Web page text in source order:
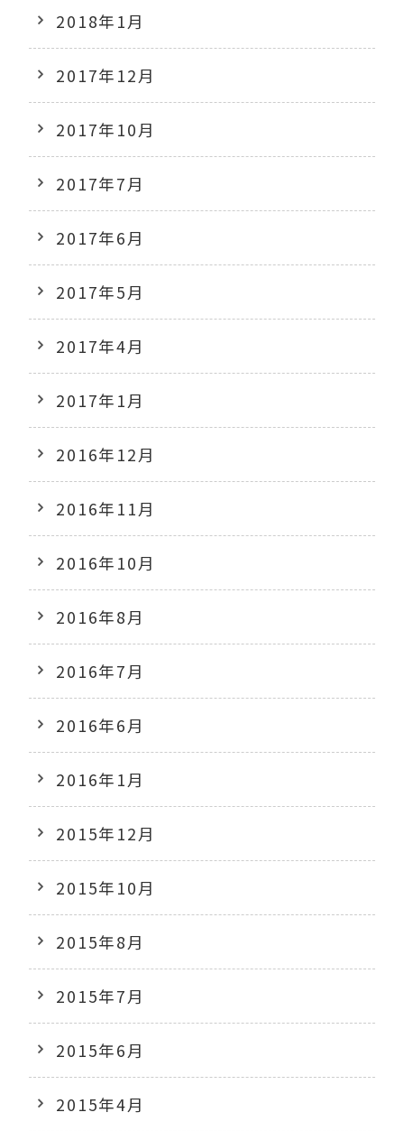
2018年1月
2017年12月
2017年10月
2017年7月
2017年6月
2017年5月
2017年4月
2017年1月
2016年12月
2016年11月
2016年10月
2016年8月
2016年7月
2016年6月
2016年1月
2015年12月
2015年10月
2015年8月
2015年7月
2015年6月
2015年4月